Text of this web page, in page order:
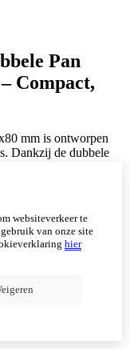
Pan
Compact,
mm is ontworpen
Dankzij de dubbele
een sterke grip
TX25 aandrijving
met optimale
is deze schroef
in vochtige of
afwerking
websiteverkeer te
van onze site
hier